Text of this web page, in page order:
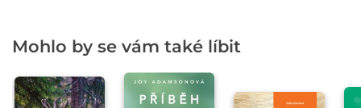
Mohlo by se vám také líbit